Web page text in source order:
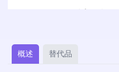
概述 替代品